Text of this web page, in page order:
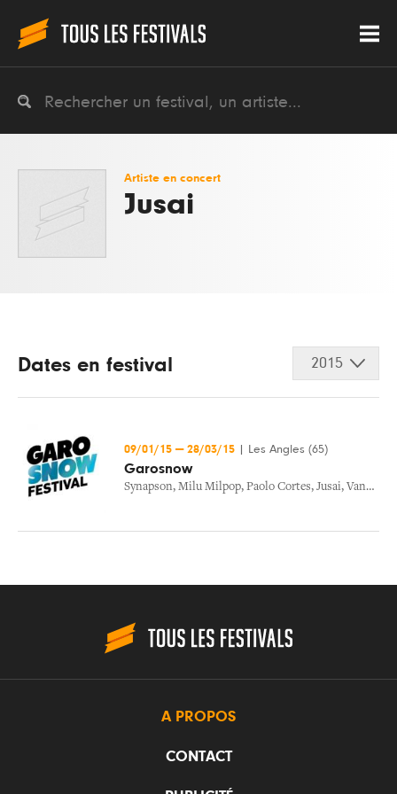
Artiste en concert
Jusai
Dates en festival 2015
09/01/15 — 28/03/15 Les Angles (65)
Garosnow
Synapson, Milu Milpop, Paolo Cortes, Jusai, Vandal
A PROPOS
CONTACT